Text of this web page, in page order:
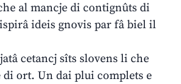
al mancje di contignûts di
ideis gnovis par fâ biel il
cetancj sîts slovens li che
ort. Un dai plui complets e